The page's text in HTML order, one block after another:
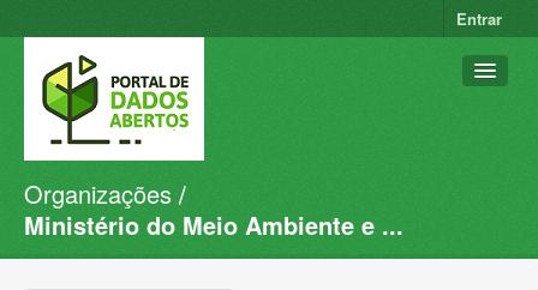
Entrar
Conjuntos de dados
Organizações
Organizações
Ministério do Meio Ambiente e ...